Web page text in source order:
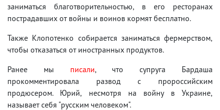
заниматься благотворительностью, в его ресторанах
пострадавших от войны и воинов кормят бесплатно.
Также Клопотенко собирается заниматься фермерством,
чтобы отказаться от иностранных продуктов.
Ранее мы писали, что супруга Бардаша
прокомментировала развод с пророссийским
продюсером. Юрий, несмотря на войну в Украине,
называет себя "русским человеком".